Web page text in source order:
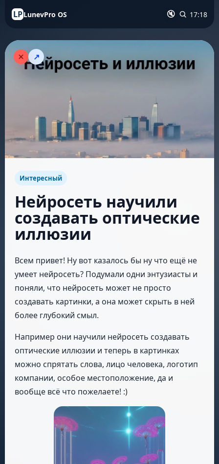
LPLunevPro OS 🔇 17:18
↗
Интересный
Нейросеть научили
создавать оптические
иллюзии
Всем привет! Ну вот казалось бы ну что ещё не
умеет нейросеть? Подумали одни энтузиасты и
поняли, что нейросеть может не просто
создавать картинки, а она может скрыть в ней
более глубокий смыл.
Например они научили нейросеть создавать
оптические иллюзии и теперь в картинках
можно спрятать слова, лицо человека, логотип
компании, особое местоположение, да и
вообще всё что пожелаете! :)